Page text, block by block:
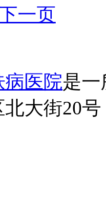
一页
医院是
大街20